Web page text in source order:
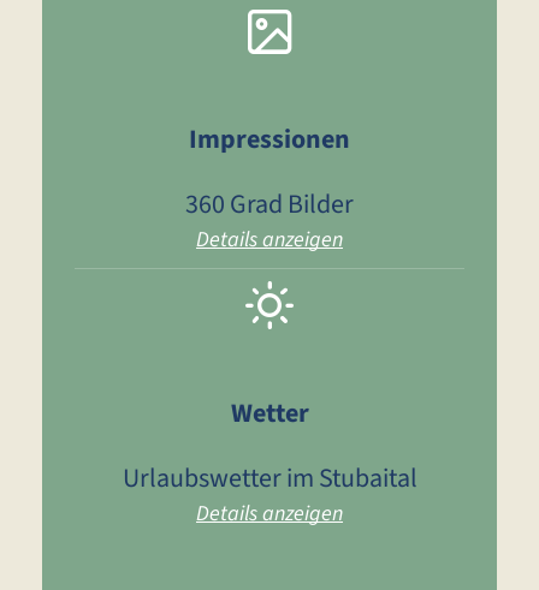
Impressionen
360 Grad Bilder
Details anzeigen
Wetter
Urlaubswetter im Stubaital
Details anzeigen